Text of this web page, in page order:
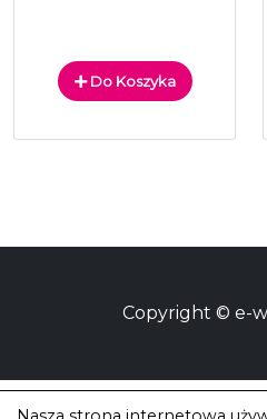
Do Koszyka
Copyright © e-